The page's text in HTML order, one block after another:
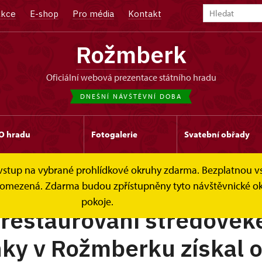
E-shop Pro média Kontakt
Rožmberk
oficiální webová prezentace státního hradu
DNEŠNÍ NÁVŠTĚVNÍ DOBA
hradu Fotogalerie Svatební obřady
na vybrané prohlídkové okruhy zdarma. Bezplatnou
Zdarma budou zpřístupněny tyto návštěvnické
pokoje.
v Rožmberku získal